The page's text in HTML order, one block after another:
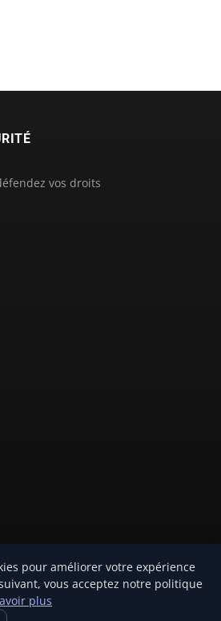
vos droits
Tous droits réservés.
pour améliorer votre expérience
vous acceptez notre politique
plus